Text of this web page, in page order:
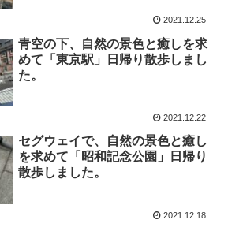
2021.12.25
青空の下、自然の景色と癒しを求
めて「東京駅」日帰り散歩しまし
た。
2021.12.22
セグウェイで、自然の景色と癒し
を求めて「昭和記念公園」日帰り
散歩しました。
2021.12.18